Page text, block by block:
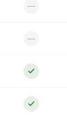
—
—